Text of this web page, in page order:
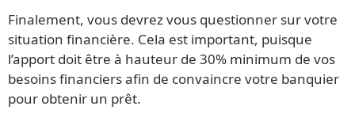
Finalement, vous devrez vous questionner sur votre
situation financière. Cela est important, puisque
l’apport doit être à hauteur de 30% minimum de vos
besoins financiers afin de convaincre votre banquier
pour obtenir un prêt.